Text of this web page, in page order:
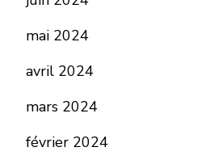
mai 2024
avril 2024
mars 2024
février 2024